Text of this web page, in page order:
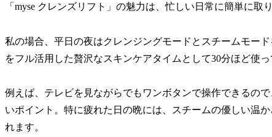
「myse クレンズリフト」の魅力は、忙しい日常に簡単に取
私の場合、平日の夜はクレンジングモードとスチームモー
をフル活用した贅沢なスキンケアタイムとして30分ほど使っ
例えば、テレビを見ながらでもワンボタンで操作できるの
いポイント。特に疲れた日の晩には、スチームの優しい温
れます。